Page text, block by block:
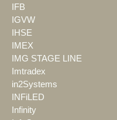
IFB
IGVW
IHSE
IMEX
IMG STAGE LINE
Imtradex
in2Systems
INFiLED
Infinity